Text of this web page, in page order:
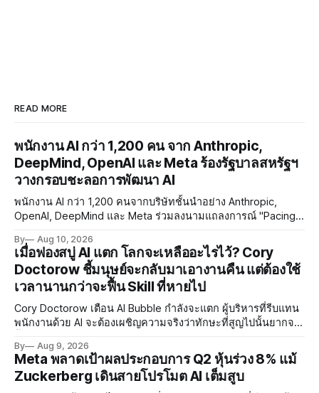
READ MORE
พนักงาน AI กว่า 1,200 คน จาก Anthropic,
DeepMind, OpenAI และ Meta ร้องรัฐบาลสหรัฐฯ
วางกรอบชะลอการพัฒนา AI
พนักงาน AI กว่า 1,200 คนจากบริษัทชั้นนำอย่าง Anthropic,
OpenAI, DeepMind และ Meta ร่วมลงนามแถลงการณ์ "Pacing
จังหวะการพัฒนา AI ท่ามกลางความกังวลด้าน RSI และ
Misalignment
By Aug 10, 2026
เมื่อฟองสบู่ AI แตก โลกจะเหลืออะไรไว้? Cory
Doctorow ชี้มนุษย์จะกลับมาเอางานคืน แต่ต้องใช้
เวลานานกว่าจะฟื้น Skill ที่หายไป
Cory Doctorow เตือน AI Bubble กำลังจะแตก ผู้บริหารที่รีบแทน
พนักงานด้วย AI จะต้องเผชิญความจริงว่าทักษะที่สูญไปนั้นยากจะ
Source แทน
By Aug 9, 2026
Meta พลาดเป้าผลประกอบการ Q2 หุ้นร่วง 8% แม้
Zuckerberg เดินสายโปรโมต AI เต็มสูบ